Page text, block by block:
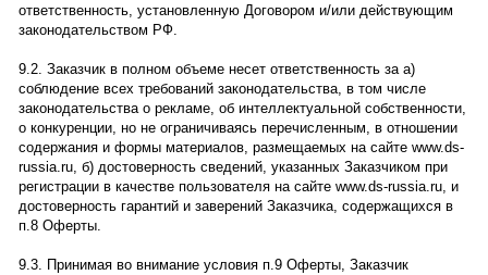
ответственность, установленную Договором и/или действующим
законодательством РФ.
9.2. Заказчик в полном объеме несет ответственность за а)
соблюдение всех требований законодательства, в том числе
законодательства о рекламе, об интеллектуальной собственности,
о конкуренции, но не ограничиваясь перечисленным, в отношении
содержания и формы материалов, размещаемых на сайте www.ds-
russia.ru, б) достоверность сведений, указанных Заказчиком при
регистрации в качестве пользователя на сайте www.ds-russia.ru, и
достоверность гарантий и заверений Заказчика, содержащихся в
п.8 Оферты.
9.3. Принимая во внимание условия п.9 Оферты, Заказчик